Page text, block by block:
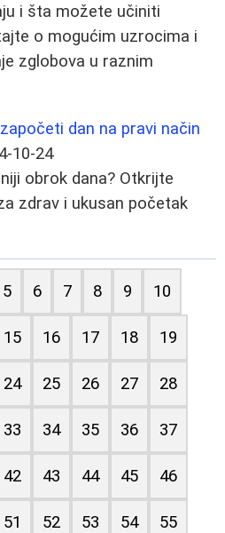
i šta možete učiniti
o mogućim uzrocima i
zglobova u raznim
dan na pravi način
10-24
obrok dana? Otkrijte
zdrav i ukusan početak
5 6 7 8 9 10
15 16 17 18 19
24 25 26 27 28
33 34 35 36 37
42 43 44 45 46
51 52 53 54 55